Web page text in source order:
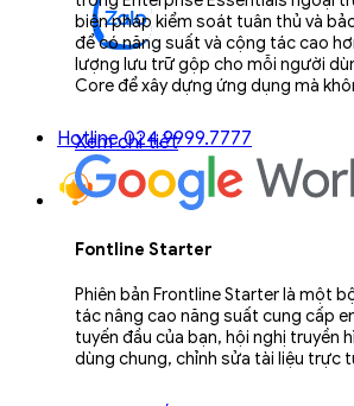
Hotline 024.9999.7777
biện pháp kiểm soát tuân thủ và
để có năng suất và cộng tác cao
lượng lưu trữ gộp cho mỗi người
Core để xây dựng ứng dụng mà
Xem chi tiết
Fontline Starter
Phiên bản Frontline Starter là một
tác nâng cao năng suất cung cấp
tuyến đầu của bạn, hội nghị truyền
dùng chung, chỉnh sửa tài liệu trực